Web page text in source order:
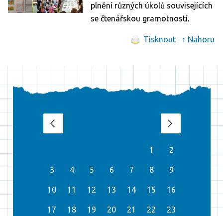
plnění různých úkolů souvisejících
se čtenářskou gramotností.
Tisknout ↑ Nahoru
1 2
3 4 5 6 7 8 9
10 11 12 13 14 15 16
17 18 19 20 21 22 23